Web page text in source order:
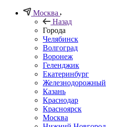
Москва
Назад
Города
Челябинск
Волгоград
Воронеж
Геленджик
Екатеринбург
Железнодорожный
Казань
Краснодар
Красноярск
Москва